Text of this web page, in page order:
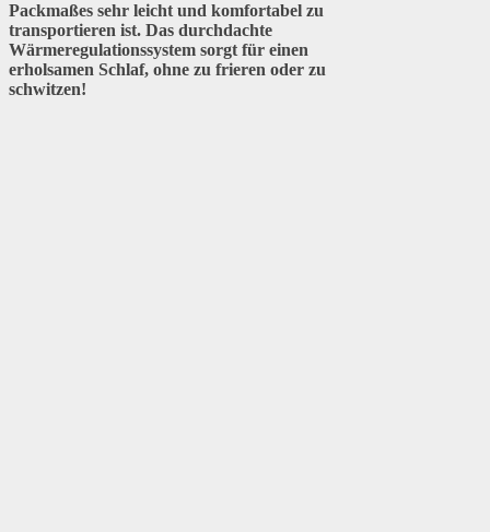
Packmaßes sehr leicht und komfortabel zu
transportieren ist. Das durchdachte
Wärmeregulationssystem sorgt für einen
erholsamen Schlaf, ohne zu frieren oder zu
schwitzen!